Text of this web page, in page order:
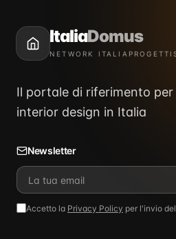
ItaliaDomus
NETWORK
Il portale di riferimento
interior design in Italia
Newsletter
Accetto la Privacy Policy per l'invio